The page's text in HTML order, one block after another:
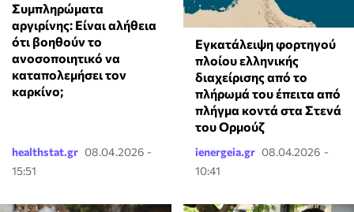
⁠Συμπληρώματα
αργιρίνης: Είναι αλήθεια
ότι βοηθούν το
ανοσοποιητικό να
καταπολεμήσει τον
καρκίνο;
healthstat.gr 08.04.2026 -
15:51
Εγκατάλειψη φορτηγού
πλοίου ελληνικής
διαχείρισης από το
πλήρωμά του έπειτα από
πλήγμα κοντά στα Στενά
του Ορμούζ
ienergeia.gr 08.04.2026 -
10:41